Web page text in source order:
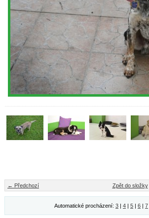
← Předchozí Zpět do složky
Automatické procházení: 3 | 4 | 5 | 6 | 7